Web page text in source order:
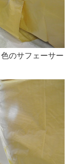
のサフェーサー